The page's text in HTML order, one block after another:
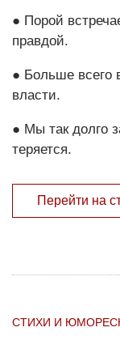
● Порой
правдой.
● Больше всего
власти.
● Мы так долго
теряется.
Перейти на
СТИХИ И